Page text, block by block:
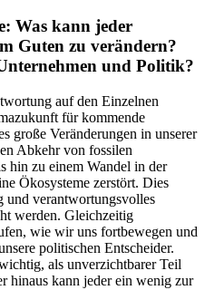
Was kann jeder
Guten zu verändern?
und Politik?
auf den Einzelnen
für kommende
große Veränderungen in unserer
Abkehr von fossilen
hin zu einem Wandel in der
Ökosysteme zerstört. Dies
und verantwortungsvolles
werden. Gleichzeitig
wie wir uns fortbewegen und
politischen Entscheider.
als unverzichtbarer Teil
hinaus kann jeder ein wenig zur